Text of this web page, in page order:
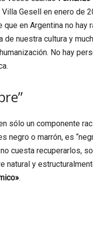
Gesell en enero de
en Argentina no hay
nuestra cultura y
No hay
sólo un componente
negro o marrón, es
cuesta recuperarlos,
natural y
.